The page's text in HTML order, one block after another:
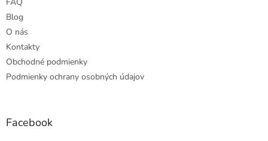
Blog
O nás
Kontakty
Obchodné podmienky
Podmienky ochrany osobných údajov
Facebook